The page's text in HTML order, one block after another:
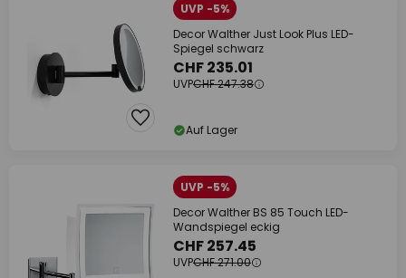
UVP -5%
Decor Walther Just Look Plus LED-
Spiegel schwarz
CHF 235.01
UVPCHF 247.38
Auf Lager
UVP -5%
Decor Walther BS 85 Touch LED-
Wandspiegel eckig
CHF 257.45
UVPCHF 271.00